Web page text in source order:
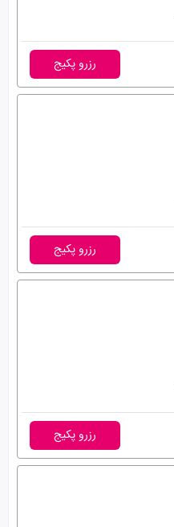
رزرو پکیج
رزرو پکیج
رزرو پکیج